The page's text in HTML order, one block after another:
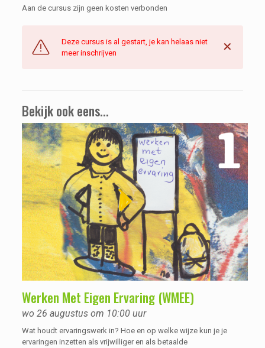
Aan de cursus zijn geen kosten verbonden
Deze cursus is al gestart, je kan helaas niet
meer inschrijven
✕
Bekijk ook eens...
Werken Met Eigen Ervaring (WMEE)
wo 26 augustus om 10:00 uur
Wat houdt ervaringswerk in? Hoe en op welke wijze kun je je
ervaringen inzetten als vrijwilliger en als betaalde